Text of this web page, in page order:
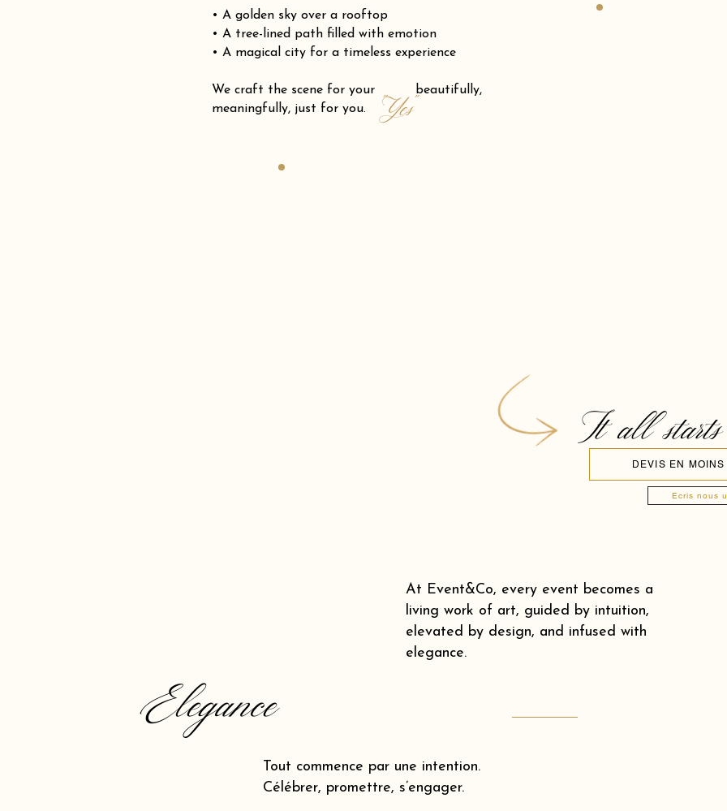
• A golden sky over a rooftop
• A tree-lined path filled with emotion
• A magical city for a timeless experience
We craft the scene for your beautifully,
meaningfully, just for you.
"Yes"
It all
Ecris nous
DEVIS EN
At Event&Co, every event becomes a
living work of art, guided by intuition,
elevated by design, and infused with
elegance.
Elegance
Tout commence par une intention.
Célébrer, promettre, s’engager.